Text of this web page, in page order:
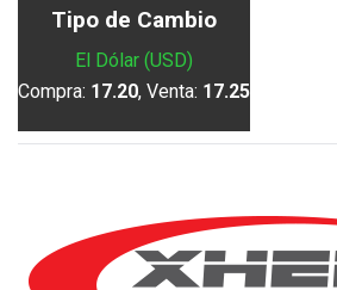
Tipo de Cambio
El Dólar (USD)
Compra: 17.20, Venta: 17.25